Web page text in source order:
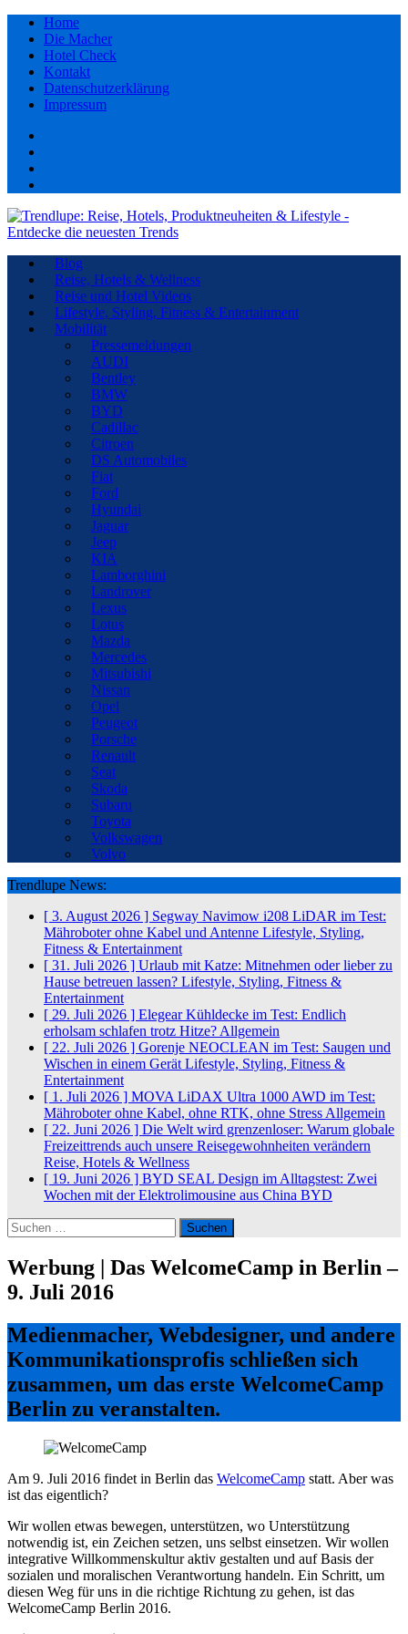
Home
Die Macher
Hotel Check
Kontakt
Datenschutzerklärung
Impressum
Blog
Reise, Hotels & Wellness
Reise und Hotel Videos
Lifestyle, Styling, Fitness & Entertainment
Mobilität
Pressemeldungen
AUDI
Bentley
BMW
BYD
Cadillac
Citroen
DS Automobiles
Fiat
Ford
Hyundai
Jaguar
Jeep
KIA
Lamborghini
Landrover
Lexus
Lotus
Mazda
Mercedes
Mitsubishi
Nissan
Opel
Peugeot
Porsche
Renault
Seat
Skoda
Subaru
Toyota
Volkswagen
Volvo
Trendlupe News:
[ 3. August 2026 ] Segway Navimow i208 LiDAR im Test:
Mähroboter ohne Kabel und Antenne Lifestyle, Styling,
Fitness & Entertainment
[ 31. Juli 2026 ] Urlaub mit Katze: Mitnehmen oder lieber zu
Hause betreuen lassen? Lifestyle, Styling, Fitness &
Entertainment
[ 29. Juli 2026 ] Elegear Kühldecke im Test: Endlich
erholsam schlafen trotz Hitze? Allgemein
[ 22. Juli 2026 ] Gorenje NEOCLEAN im Test: Saugen und
Wischen in einem Gerät Lifestyle, Styling, Fitness &
Entertainment
[ 1. Juli 2026 ] MOVA LiDAX Ultra 1000 AWD im Test:
Mähroboter ohne Kabel, ohne RTK, ohne Stress Allgemein
[ 22. Juni 2026 ] Die Welt wird grenzenloser: Warum globale
Freizeittrends auch unsere Reisegewohnheiten verändern
Reise, Hotels & Wellness
[ 19. Juni 2026 ] BYD SEAL Design im Alltagstest: Zwei
Wochen mit der Elektrolimousine aus China BYD
Suchen
nach:
Werbung | Das WelcomeCamp in Berlin –
9. Juli 2016
Medienmacher, Webdesigner, und andere
Kommunikationsprofis schließen sich
zusammen, um das erste WelcomeCamp
Berlin zu veranstalten.
Am 9. Juli 2016 findet in Berlin das WelcomeCamp statt. Aber was
ist das eigentlich?
Wir wollen etwas bewegen, unterstützen, wo Unterstützung
notwendig ist, ein Zeichen setzen, uns selbst einsetzen. Wir wollen
integrative Willkommenskultur aktiv gestalten und auf Basis der
sozialen und moralischen Verantwortung handeln. Ein Schritt, um
diesen Weg für uns in die richtige Richtung zu gehen, ist das
WelcomeCamp Berlin 2016.